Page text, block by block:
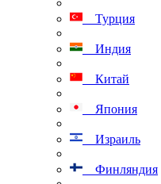
Турция
Индия
Китай
Япония
Израиль
Финляндия